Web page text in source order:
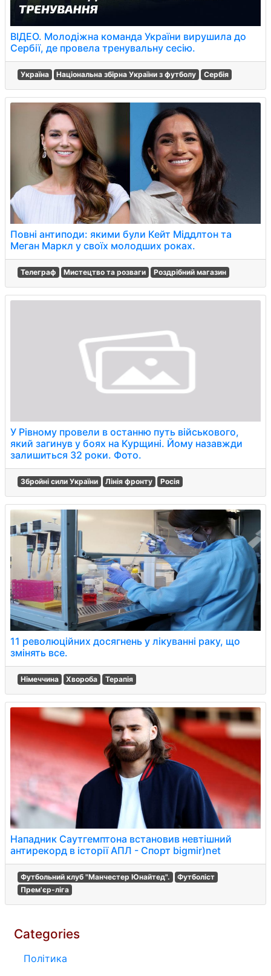
ВІДЕО. Молодіжна команда України вирушила до
Сербії, де провела тренувальну сесію.
Україна Національна збірна України з футболу Сербія
Повні антиподи: якими були Кейт Міддлтон та
Меган Маркл у своїх молодших роках.
Телеграф Мистецтво та розваги Роздрібний магазин
У Рівному провели в останню путь військового,
який загинув у боях на Курщині. Йому назавжди
залишиться 32 роки. Фото.
Збройні сили України Лінія фронту Росія
11 революційних досягнень у лікуванні раку, що
змінять все.
Німеччина Хвороба Терапія
Нападник Саутгемптона встановив невтішний
антирекорд в історії АПЛ - Спорт bigmir)net
Футбольний клуб "Манчестер Юнайтед".
Футболіст
Прем'єр-ліга
Categories
Політика